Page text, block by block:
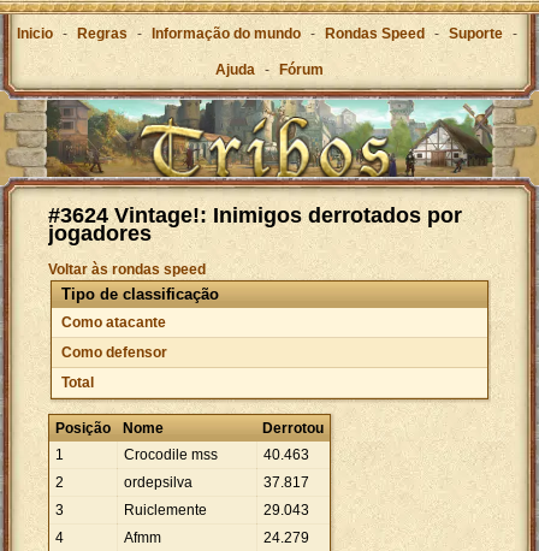
Inicio - Regras - Informação do mundo - Rondas Speed - Suporte -
Ajuda - Fórum
#3624 Vintage!: Inimigos derrotados por
jogadores
Voltar às rondas speed
Tipo de classificação
Como atacante
Como defensor
Total
Posição Nome
Derrotou
1
Crocodile mss 40.463
2
ordepsilva 37.817
3
Ruiclemente 29.043
4
Afmm 24.279